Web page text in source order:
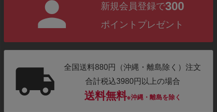
新規会員登録で300
ポイントプレゼント
全国送料880円（沖縄・離島除く）注文
合計税込3980円以上の場合
送料無料※沖縄・離島を除く